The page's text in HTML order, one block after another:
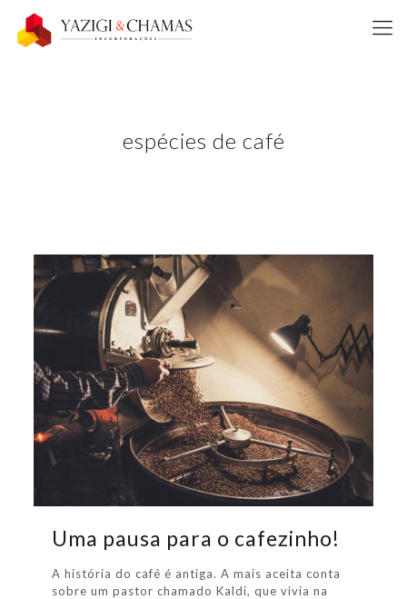
espécies de café
Uma pausa para o cafezinho!
A história do café é antiga. A mais aceita conta
sobre um pastor chamado Kaldi, que vivia na